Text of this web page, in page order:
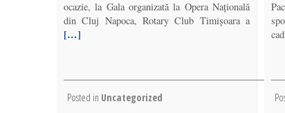
ocazie, la Gala organizată la Opera Națională
din Cluj Napoca, Rotary Club Timișoara a
[…]
Posted in Uncategorized